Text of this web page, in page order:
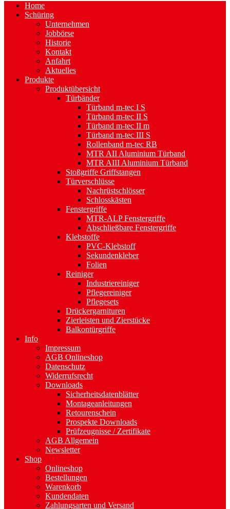
Home
Schüring
Unternehmen
Jobbörse
Historie
Kontakt
Anfahrt
Aktuelles
Produkte
Produktübersicht
Türbänder
Türband m-tec I S
Türband m-tec II S
Türband m-tec II m
Türband m-tec III S
Rollenband m-tec RB
MTR AII Aluminium Türband
MTR AIII Aluminium Türband
Stoßgriffe Griffstangen
Türverschlüsse
Nachrüstschlösser
Schlosskästen
Fenstergriffe
MTR-ALP Fenstergriffe
Abschließbare Fenstergriffe
Klebstoffe
PVC-Klebstoff
Sekundenkleber
Folien
Reiniger
Industriereiniger
Pflegereiniger
Pflegesets
Drückergarnituren
Zierleisten und Zierstücke
Balkontürgriffe
Info
Impressum
AGB Onlineshop
Datenschutz
Widerrufsrecht
Downloads
Sicherheitsdatenblätter
Montageanleitungen
Retourenschein
Prospekte Downloads
Prüfzeugnisse / Zertifikate
AGB Allgemein
Newsletter
Shop
Onlineshop
Bestellungen
Warenkorb
Kundendaten
Zahlungsarten und Versand